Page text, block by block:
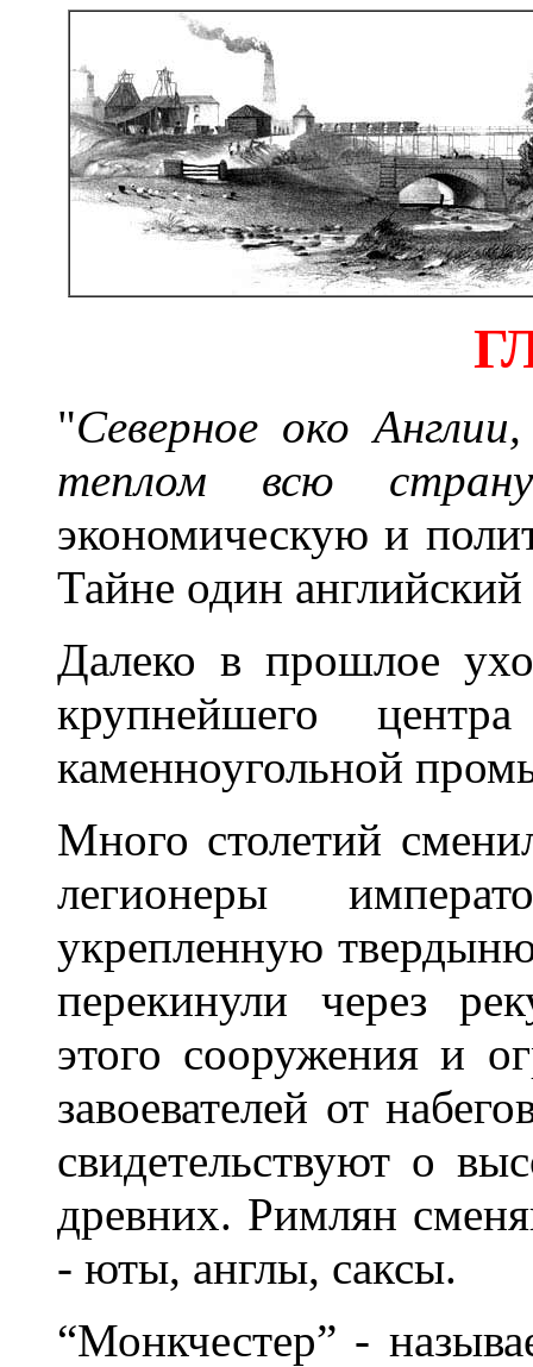
"Северное око
теплом всю страну
экономическую и
Тайне один
Далеко в прошлое
крупнейшего
каменноугольной
Много столетий
легионеры
укрепленную
перекинули через
этого сооружения и
завоевателей от
свидетельствуют о
древних. Римлян
- юты, англы, саксы.
“Монкчестер” -